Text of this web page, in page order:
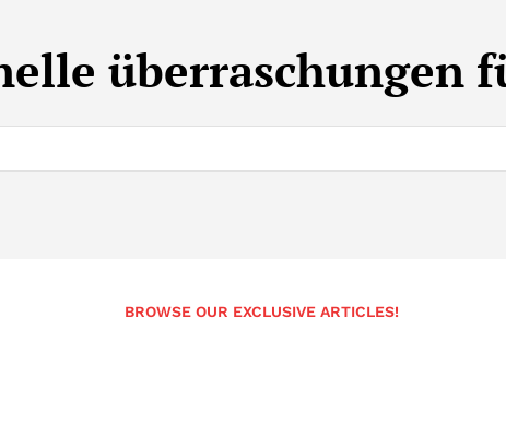
überraschungen
BROWSE OUR EXCLUSIVE ARTICLES!